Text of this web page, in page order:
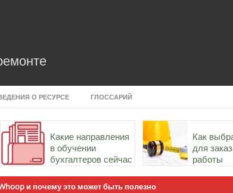
О РЕСУРСЕ ГЛОССАРИЙ
Какие направления
в обучении
бухгалтеров сейчас
Как
для
работы
и почему это может быть полезно